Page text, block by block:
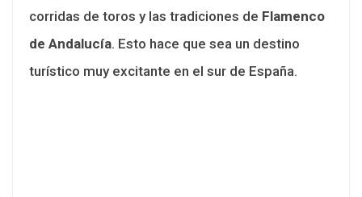
corridas de toros y las tradiciones de Flamenco
de Andalucía. Esto hace que sea un destino
turístico muy excitante en el sur de España.